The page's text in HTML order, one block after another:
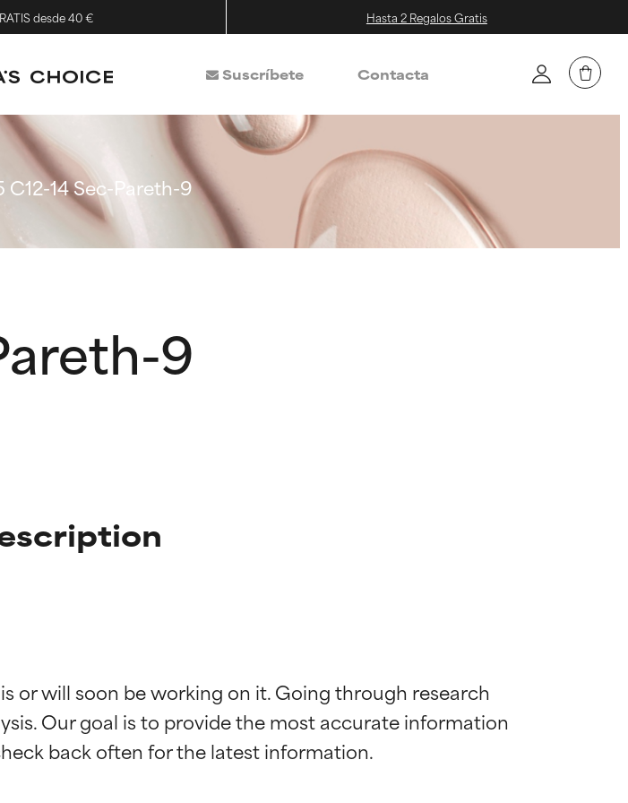
desde 40 € Hasta 2 Regalos Gratis
Suscríbete Contacta
C12-14 Sec-Pareth-9
9
or will soon be working on it. Going through research
Our goal is to provide the most accurate information